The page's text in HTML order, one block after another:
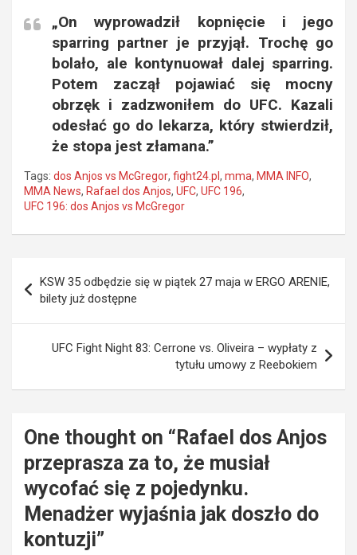
„On wyprowadził kopnięcie i jego
sparring partner je przyjął. Trochę go
bolało, ale kontynuował dalej sparring.
Potem zaczął pojawiać się mocny
obrzęk i zadzwoniłem do UFC. Kazali
odesłać go do lekarza, który stwierdził,
że stopa jest złamana.”
Tags: dos Anjos vs McGregor, fight24.pl , mma, MMA INFO,
MMA News, Rafael dos Anjos, UFC, UFC 196,
UFC 196: dos Anjos vs McGregor
wpisu
KSW 35 odbędzie się w piątek 27 maja w ERGO ARENIE,
bilety już dostępne
UFC Fight Night 83: Cerrone vs. Oliveira – wypłaty z
tytułu umowy z Reebokiem
One thought on “ Rafael dos Anjos
przeprasza za to, że musiał
wycofać się z pojedynku.
Menadżer wyjaśnia jak doszło do
kontuzji”